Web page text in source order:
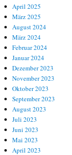
April 2025
März 2025
August 2024
März 2024
Februar 2024
Januar 2024
Dezember 2023
November 2023
Oktober 2023
September 2023
August 2023
Juli 2023
Juni 2023
Mai 2023
April 2023